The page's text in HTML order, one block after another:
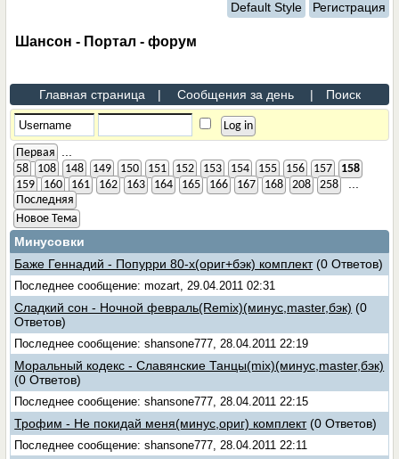
Default Style Регистрация
Шансон - Портал - форум
Главная страница | Сообщения за день | Поиск
Первая
58 108 148 149 150 151 152 153 154 155 156 157
158
159
160 161 162 163 164 165 166 167 168 208 258
Последняя
Новое Тема
Минусовки
Баже Геннадий - Попурри 80-х(ориг+бэк) комплект (0 Ответов)
Последнее сообщение: mozart, 29.04.2011 02:31
Сладкий сон - Ночной февраль(Remix)(минус,master,бэк) (0
Ответов)
Последнее сообщение: shansone777, 28.04.2011 22:19
Моральный кодекс - Славянские Танцы(mix)(минус,master,бэк)
(0 Ответов)
Последнее сообщение: shansone777, 28.04.2011 22:15
Трофим - Не покидай меня(минус,ориг) комплект (0 Ответов)
Последнее сообщение: shansone777, 28.04.2011 22:11